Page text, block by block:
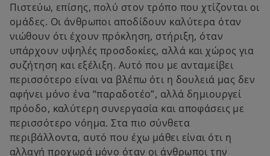
Πιστεύω, επίσης, πολύ στον τρόπο που χτίζονται οι
ομάδες. Οι άνθρωποι αποδίδουν καλύτερα όταν
νιώθουν ότι έχουν πρόκληση, στήριξη, όταν
υπάρχουν υψηλές προσδοκίες, αλλά και χώρος για
συζήτηση και εξέλιξη. Αυτό που με ανταμείβει
περισσότερο είναι να βλέπω ότι η δουλειά μας δεν
αφήνει μόνο ένα “παραδοτέο”, αλλά δημιουργεί
πρόοδο, καλύτερη συνεργασία και αποφάσεις με
περισσότερο νόημα. Στα πιο σύνθετα
περιβάλλοντα, αυτό που έχω μάθει είναι ότι η
αλλαγή προχωρά μόνο όταν οι άνθρωποι την